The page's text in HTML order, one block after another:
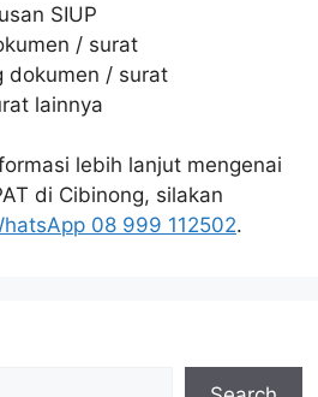
SIUP
/ surat
dokumen / surat
lainnya
lebih lanjut mengenai
di Cibinong, silakan
08 999 112502.